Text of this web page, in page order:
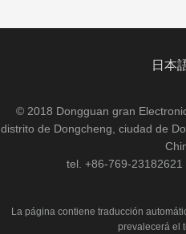
日本
© 2018 Dongguan gran
distrito de Dongcheng, ciudad de
tel. +86-769-23182621
La página contiene traducción
prevalecerá el